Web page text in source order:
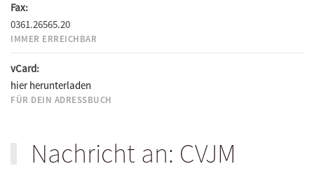
Fax:
0361.26565.20
IMMER ERREICHBAR
vCard:
hier herunterladen
FÜR DEIN ADRESSBUCH
Nachricht an: CVJM